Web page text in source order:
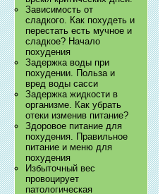
Зависимость от
сладкого. Как похудеть и
перестать есть мучное и
сладкое? Начало
похудения
Задержка воды при
похудении. Польза и
вред воды сасси
Задержка жидкости в
организме. Как убрать
отеки изменив питание?
Здоровое питание для
похудения. Правильное
питание и меню для
похудения
Избыточный вес
провоцирует
патологическая